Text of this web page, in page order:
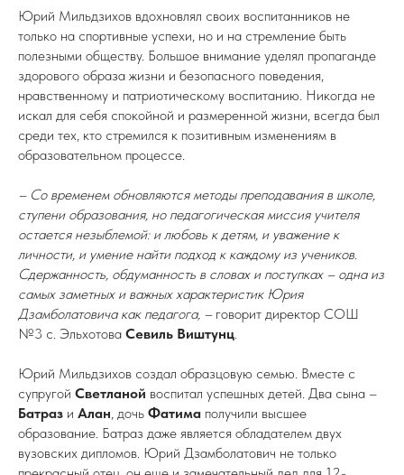
Юрий Мильдзихов вдохновлял своих воспитанников не
только на спортивные успехи, но и на стремление быть
полезными обществу. Большое внимание уделял пропаганде
здорового образа жизни и безопасного поведения,
нравственному и патриотическому воспитанию. Никогда не
искал для себя спокойной и размеренной жизни, всегда был
среди тех, кто стремился к позитивным изменениям в
образовательном процессе.
– Со временем обновляются методы преподавания в школе,
ступени образования, но педагогическая миссия учителя
остается незыблемой: и любовь к детям, и уважение к
личности, и умение найти подход к каждому из учеников.
Сдержанность, обдуманность в словах и поступках – одна из
самых заметных и важных характеристик Юрия
Дзамболатовича как педагога, – говорит директор СОШ
№3 с. Эльхотова Севиль Виштунц.
Юрий Мильдзихов создал образцовую семью. Вместе с
супругой Светланой воспитал успешных детей. Два сына –
Батраз и Алан, дочь Фатима получили высшее
образование. Батраз даже является обладателем двух
вузовских дипломов. Юрий Дзамболатович не только